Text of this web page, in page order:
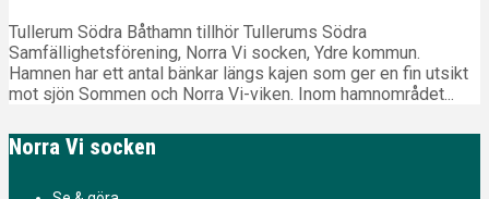
Tullerum Södra Båthamn tillhör Tullerums Södra
Samfällighetsförening, Norra Vi socken, Ydre kommun.
Hamnen har ett antal bänkar längs kajen som ger en fin utsikt
mot sjön Sommen och Norra Vi-viken. Inom hamnområdet...
Norra Vi socken